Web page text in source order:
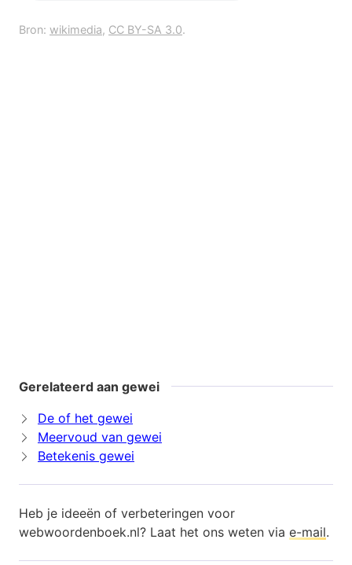
Bron: wikimedia, CC BY-SA 3.0.
Gerelateerd aan gewei
De of het gewei
Meervoud van gewei
Betekenis gewei
Heb je ideeën of verbeteringen voor
webwoordenboek.nl? Laat het ons weten via e-mail.